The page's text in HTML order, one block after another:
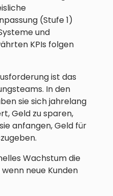
(Stufe 1)
und
KPIs folgen
ist das
In den
sie sich jahrelang
Geld zu sparen,
anfangen, Geld für
Wachstum die
neue Kunden